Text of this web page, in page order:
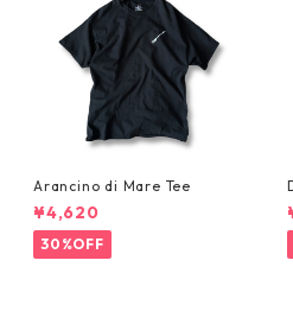
Arancino di Mare Tee
¥4,620
30%OFF